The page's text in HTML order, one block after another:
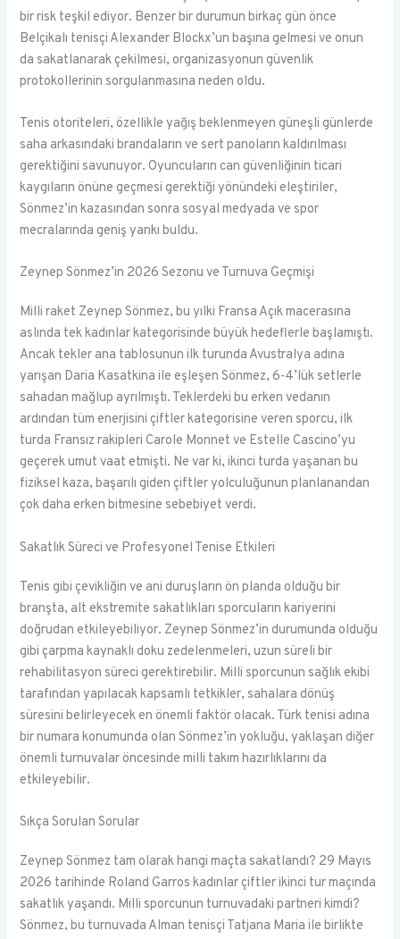
bir risk teşkil ediyor. Benzer bir durumun birkaç gün önce
Belçikalı tenisçi Alexander Blockx’un başına gelmesi ve onun
da sakatlanarak çekilmesi, organizasyonun güvenlik
protokollerinin sorgulanmasına neden oldu.
Tenis otoriteleri, özellikle yağış beklenmeyen güneşli günlerde
saha arkasındaki brandaların ve sert panoların kaldırılması
gerektiğini savunuyor. Oyuncuların can güvenliğinin ticari
kaygıların önüne geçmesi gerektiği yönündeki eleştiriler,
Sönmez’in kazasından sonra sosyal medyada ve spor
mecralarında geniş yankı buldu.
Zeynep Sönmez’in 2026 Sezonu ve Turnuva Geçmişi
Milli raket Zeynep Sönmez, bu yılki Fransa Açık macerasına
aslında tek kadınlar kategorisinde büyük hedeflerle başlamıştı.
Ancak tekler ana tablosunun ilk turunda Avustralya adına
yarışan Daria Kasatkina ile eşleşen Sönmez, 6-4’lük setlerle
sahadan mağlup ayrılmıştı. Teklerdeki bu erken vedanın
ardından tüm enerjisini çiftler kategorisine veren sporcu, ilk
turda Fransız rakipleri Carole Monnet ve Estelle Cascino’yu
geçerek umut vaat etmişti. Ne var ki, ikinci turda yaşanan bu
fiziksel kaza, başarılı giden çiftler yolculuğunun planlanandan
çok daha erken bitmesine sebebiyet verdi.
Sakatlık Süreci ve Profesyonel Tenise Etkileri
Tenis gibi çevikliğin ve ani duruşların ön planda olduğu bir
branşta, alt ekstremite sakatlıkları sporcuların kariyerini
doğrudan etkileyebiliyor. Zeynep Sönmez’in durumunda olduğu
gibi çarpma kaynaklı doku zedelenmeleri, uzun süreli bir
rehabilitasyon süreci gerektirebilir. Milli sporcunun sağlık ekibi
tarafından yapılacak kapsamlı tetkikler, sahalara dönüş
süresini belirleyecek en önemli faktör olacak. Türk tenisi adına
bir numara konumunda olan Sönmez’in yokluğu, yaklaşan diğer
önemli turnuvalar öncesinde milli takım hazırlıklarını da
etkileyebilir.
Sıkça Sorulan Sorular
Zeynep Sönmez tam olarak hangi maçta sakatlandı? 29 Mayıs
2026 tarihinde Roland Garros kadınlar çiftler ikinci tur maçında
sakatlık yaşandı. Milli sporcunun turnuvadaki partneri kimdi?
Sönmez, bu turnuvada Alman tenisçi Tatjana Maria ile birlikte